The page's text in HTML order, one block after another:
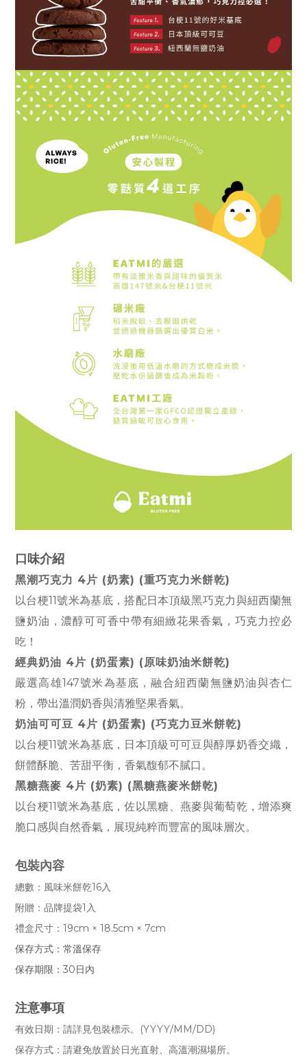
口味介紹
黑潮巧克力 4片 (奶素) (重巧克力米餅乾)
以台梗11號米為基底，搭配日本頂級黑巧克力與紐西蘭無
鹽奶油，濃醇可可香中帶有細緻花果香氣，巧克力控必
吃！
經典奶油 4片 (奶蛋素) (原味奶油米餅乾)
嚴選高雄147號米為基底，融合紐西蘭無鹽奶油與杏仁
粉，帶出溫潤奶香與清雅堅果香氣。
奶油可可豆 4片 (奶蛋素) (巧克力豆米餅乾)
以台梗11號米為基底，日本頂級可可豆與醇厚奶香交織，
餅體酥脆、苦甜平衡，香氣馥郁不膩口。
黑糖燕麥 4片 (奶素) (黑糖燕麥米餅乾)
以台梗11號米為基底，佐以黑糖、燕麥與葡萄乾，增添爽
脆口感與自然香氣，展現純粹而豐富的風味層次。
包裝內容
總數： 風味米餅乾16入
附贈： 品牌提袋1入
禮盒尺寸： 19cm × 18.5cm × 7cm
保存方式： 常溫保存
保存期限：30日內
注意事項
有效日期：請詳見包裝標示。(YYYY/MM/DD)
保存方式 ： 請避免放置於日光直射、高溫潮濕場所。